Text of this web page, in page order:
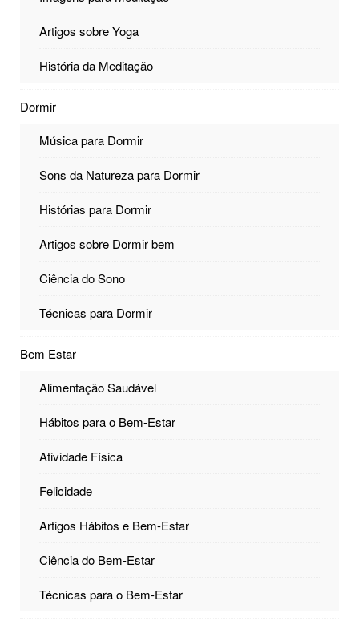
Artigos sobre Yoga
História da Meditação
Dormir
Música para Dormir
Sons da Natureza para Dormir
Histórias para Dormir
Artigos sobre Dormir bem
Ciência do Sono
Técnicas para Dormir
Bem Estar
Alimentação Saudável
Hábitos para o Bem-Estar
Atividade Física
Felicidade
Artigos Hábitos e Bem-Estar
Ciência do Bem-Estar
Técnicas para o Bem-Estar